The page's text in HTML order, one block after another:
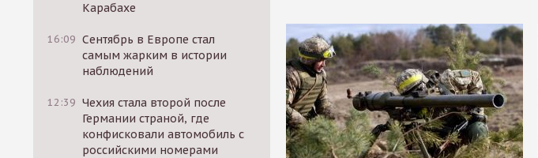
Карабахе
16:09 Сентябрь в Европе стал
самым жарким в истории
наблюдений
12:39 Чехия стала второй после
Германии страной, где
конфисковали автомобиль с
российскими номерами